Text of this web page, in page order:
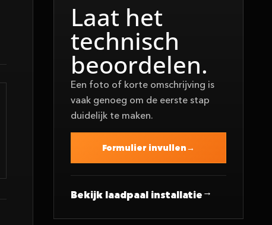
Laat het
technisch
beoordelen.
Een foto of korte omschrijving is
vaak genoeg om de eerste stap
duidelijk te maken.
Formulier invullen
Bekijk laadpaal installatie